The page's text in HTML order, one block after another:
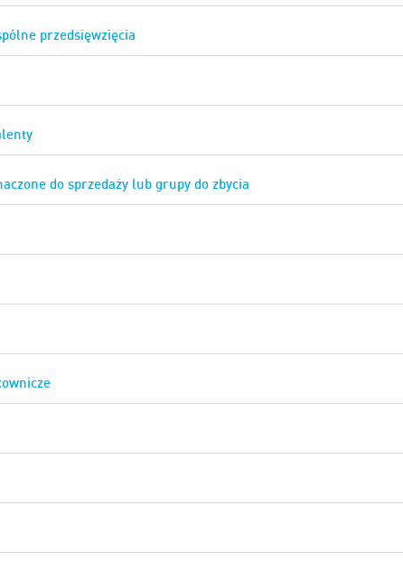
przedsięwzięcia
do sprzedaży lub grupy do zbycia